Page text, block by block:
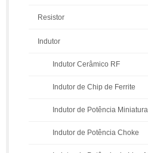
Resistor
Indutor
Indutor Cerâmico RF
Indutor de Chip de Ferrite
Indutor de Potência Miniatura
Indutor de Potência Choke